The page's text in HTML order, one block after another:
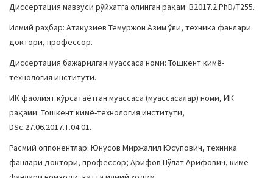
Диссертация мавзуси рўйхатга олинган рақам: B2017.2.PhD/Т255.
Илмий раҳбар: Атакузиев Темуржон Азим ўғли, техника фанлари
доктори, профессор.
Диссертация бажарилган муассаса номи: Тошкент кимё-
технология институти.
ИК фаолият кўрсатаётган муассаса (муассасалар) номи, ИК
рақами: Тошкент кимё-технология институти,
DSc.27.06.2017.Т.04.01.
Расмий оппонентлар: Юнусов Миржалил Юсупович, техника
фанлари доктори, профессор; Арифов Пўлат Арифович, кимё